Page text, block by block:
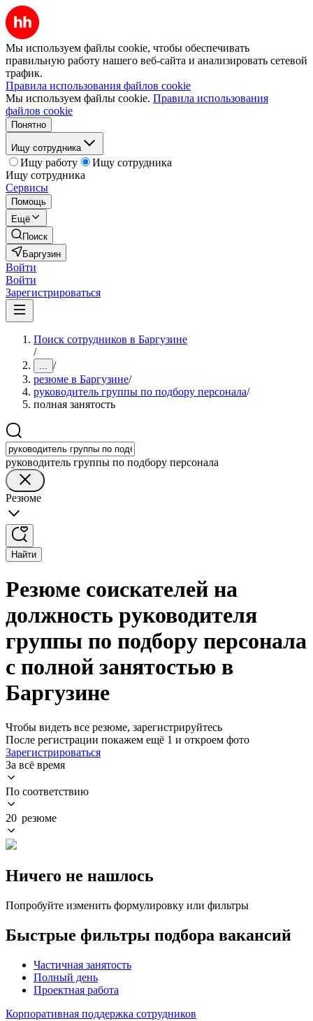
Мы используем файлы cookie, чтобы обеспечивать
правильную работу нашего веб-сайта и анализировать сетевой
трафик.
Правила использования файлов cookie
Мы используем файлы cookie. Правила использования
файлов cookie
Понятно
Ищу сотрудника
Ищу работу
Ищу сотрудника
Ищу сотрудника
Сервисы
Помощь
Ещё
Поиск
Баргузин
Войти
Войти
Зарегистрироваться
Поиск сотрудников в Баргузине
/
... /
резюме в Баргузине/
руководитель группы по подбору персонала/
полная занятость
руководитель группы по подбору персонала
Резюме
Найти
Резюме соискателей на
должность руководителя
группы по подбору персонала
с полной занятостью в
Баргузине
Чтобы видеть все резюме, зарегистрируйтесь
После регистрации покажем ещё 1 и откроем фото
Зарегистрироваться
За всё время
По соответствию
20 резюме
Ничего не нашлось
Попробуйте изменить формулировку или фильтры
Быстрые фильтры подбора вакансий
Частичная занятость
Полный день
Проектная работа
Корпоративная поддержка сотрудников